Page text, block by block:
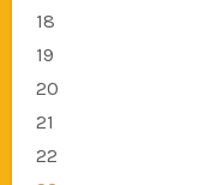
18
19
20
21
22